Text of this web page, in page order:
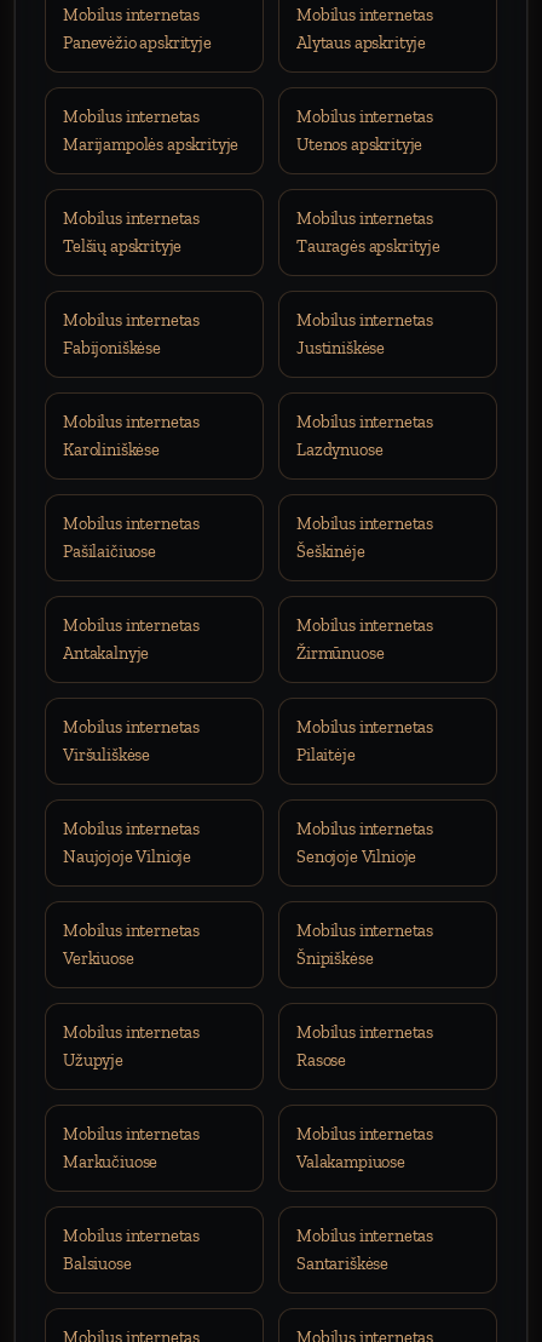
Mobilus internetas
Panevėžio apskrityje
Mobilus internetas
Alytaus apskrityje
Mobilus internetas
Marijampolės apskrityje
Mobilus internetas
Utenos apskrityje
Mobilus internetas
Telšių apskrityje
Mobilus internetas
Tauragės apskrityje
Mobilus internetas
Fabijoniškėse
Mobilus internetas
Justiniškėse
Mobilus internetas
Karoliniškėse
Mobilus internetas
Lazdynuose
Mobilus internetas
Pašilaičiuose
Mobilus internetas
Šeškinėje
Mobilus internetas
Antakalnyje
Mobilus internetas
Žirmūnuose
Mobilus internetas
Viršuliškėse
Mobilus internetas
Pilaitėje
Mobilus internetas
Naujojoje Vilnioje
Mobilus internetas
Senojoje Vilnioje
Mobilus internetas
Verkiuose
Mobilus internetas
Šnipiškėse
Mobilus internetas
Užupyje
Mobilus internetas
Rasose
Mobilus internetas
Markučiuose
Mobilus internetas
Valakampiuose
Mobilus internetas
Balsiuose
Mobilus internetas
Santariškėse
Mobilus internetas Mobilus internetas